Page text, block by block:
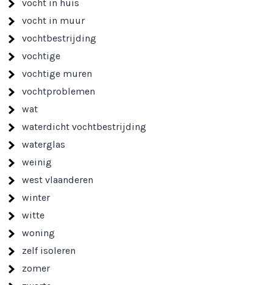
vocht in huis
vocht in muur
vochtbestrijding
vochtige
vochtige muren
vochtproblemen
wat
waterdicht vochtbestrijding
waterglas
weinig
west vlaanderen
winter
witte
woning
zelf isoleren
zomer